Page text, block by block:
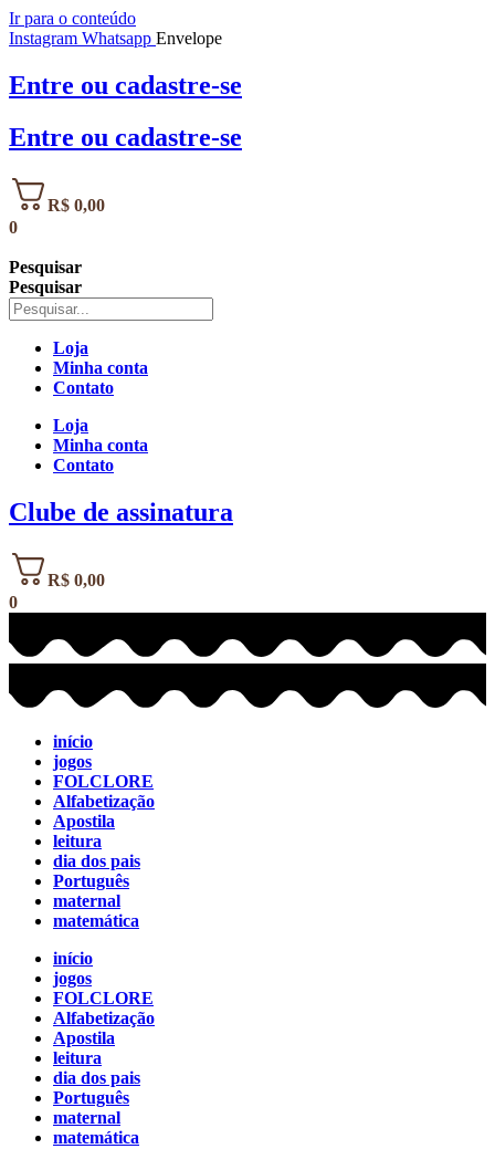
Ir para o conteúdo
Instagram Whatsapp Envelope
Entre ou cadastre-se
Entre ou cadastre-se
0
R$ 0,00
Pesquisar
Pesquisar
Loja
Minha conta
Contato
Loja
Minha conta
Contato
Clube de assinatura
0
R$ 0,00
início
jogos
FOLCLORE
Alfabetização
Apostila
leitura
dia dos pais
Português
maternal
matemática
início
jogos
FOLCLORE
Alfabetização
Apostila
leitura
dia dos pais
Português
maternal
matemática